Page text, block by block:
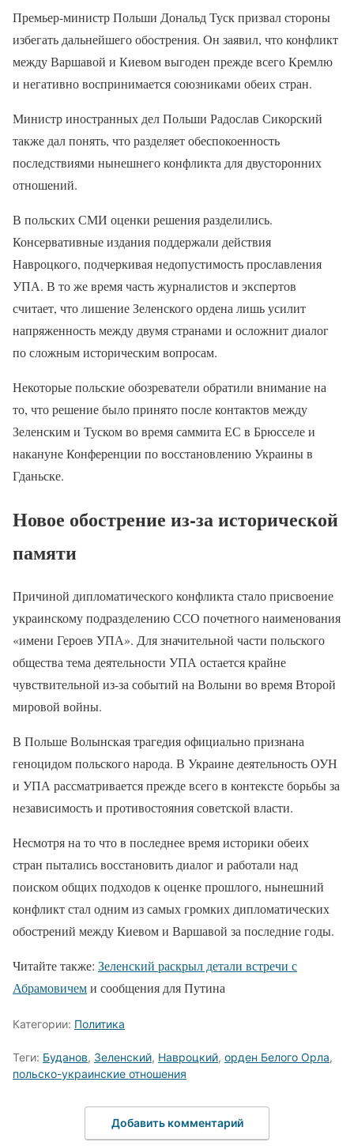
Премьер-министр Польши Дональд Туск призвал стороны
избегать дальнейшего обострения. Он заявил, что конфликт
между Варшавой и Киевом выгоден прежде всего Кремлю
и негативно воспринимается союзниками обеих стран.
Министр иностранных дел Польши Радослав Сикорский
также дал понять, что разделяет обеспокоенность
последствиями нынешнего конфликта для двусторонних
отношений.
В польских СМИ оценки решения разделились.
Консервативные издания поддержали действия
Навроцкого, подчеркивая недопустимость прославления
УПА. В то же время часть журналистов и экспертов
считает, что лишение Зеленского ордена лишь усилит
напряженность между двумя странами и осложнит диалог
по сложным историческим вопросам.
Некоторые польские обозреватели обратили внимание на
то, что решение было принято после контактов между
Зеленским и Туском во время саммита ЕС в Брюсселе и
накануне Конференции по восстановлению Украины в
Гданьске.
Новое обострение из-за исторической
памяти
Причиной дипломатического конфликта стало присвоение
украинскому подразделению ССО почетного наименования
«имени Героев УПА». Для значительной части польского
общества тема деятельности УПА остается крайне
чувствительной из-за событий на Волыни во время Второй
мировой войны.
В Польше Волынская трагедия официально признана
геноцидом польского народа. В Украине деятельность ОУН
и УПА рассматривается прежде всего в контексте борьбы за
независимость и противостояния советской власти.
Несмотря на то что в последнее время историки обеих
стран пытались восстановить диалог и работали над
поиском общих подходов к оценке прошлого, нынешний
конфликт стал одним из самых громких дипломатических
обострений между Киевом и Варшавой за последние годы.
Читайте также: Зеленский раскрыл детали встречи с
Абрамовичеми сообщения для Путина
Категории: Политика
Теги: Буданов, Зеленский, Навроцкий, орден Белого Орла,
польско-украинские отношения
Добавить комментарий